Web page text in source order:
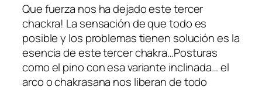
Que fuerza nos ha dejado este tercer
chackra! La sensación de que todo es
posible y los problemas tienen solución es la
esencia de este tercer chakra…Posturas
como el pino con esa variante inclinada… el
arco o chakrasana nos liberan de todo